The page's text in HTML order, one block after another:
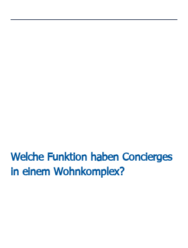
Welche Funktion haben Concierges
in einem Wohnkomplex?